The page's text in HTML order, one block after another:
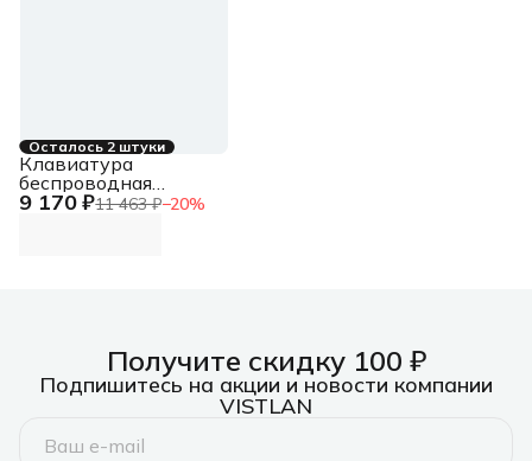
Осталось 2 штуки
9 170 ₽11 463 ₽−20%
Клавиатура
беспроводная
Logitech Keys-To-Go
Получите скидку 100 ₽
Подпишитесь на акции и новости компании
VISTLAN